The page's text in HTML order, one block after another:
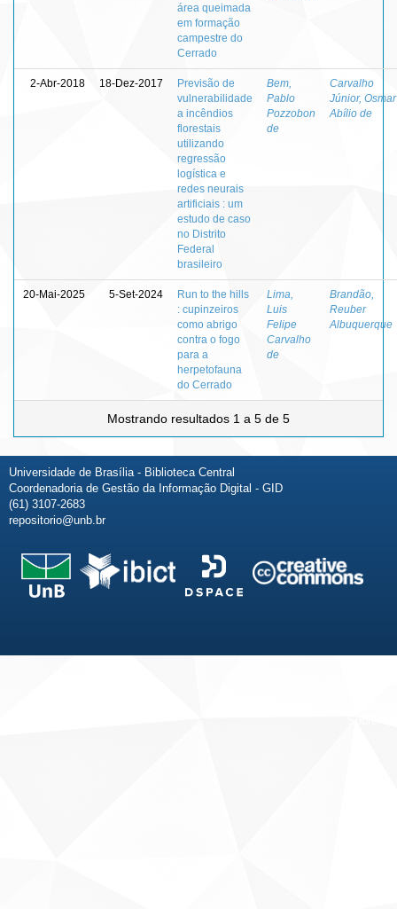
área queimada
em formação
campestre do
Cerrado
2-Abr-2018 18-Dez-2017
Previsão de
vulnerabilidade
a incêndios
florestais
utilizando
regressão
logística e
redes neurais
artificiais : um
estudo de caso
no Distrito
Federal
brasileiro
Bem,
Pablo
Pozzobon
de
Carvalho
Júnior, Osmar
Abílio de
20-Mai-2025 5-Set-2024
Run to the hills
: cupinzeiros
como abrigo
contra o fogo
para a
herpetofauna
do Cerrado
Lima,
Luis
Felipe
Carvalho
de
Brandão,
Reuber
Albuquerque
Mostrando resultados 1 a 5 de 5
Universidade de Brasília - Biblioteca Central
Coordenadoria de Gestão da Informação Digital - GID
(61) 3107-2683
repositorio@unb.br